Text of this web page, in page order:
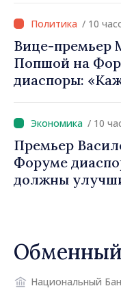
фонды для
Игорь Гросу:
преодолеть
дать
шанс
/ 10
Вице-премьер
Попшой на
диаспоры:
вносит вклад в
продвижение
Республики
/ 10
Премьер
Форуме
должны
Национальный